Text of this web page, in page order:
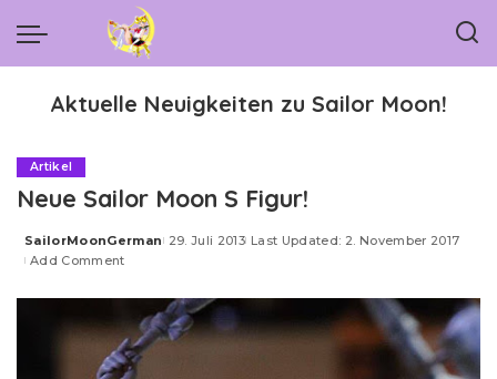
Aktuelle Neuigkeiten zu Sailor Moon!
Artikel
Neue Sailor Moon S Figur!
Posted
by
SailorMoonGerman 29. Juli 2013 Last Updated: 2. November 2017
Add Comment